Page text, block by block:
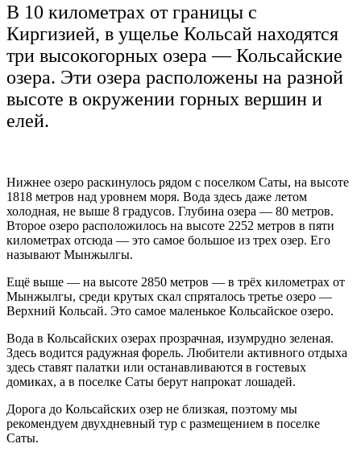
В 10 километрах от границы с
Киргизией, в ущелье Кольсай находятся
три высокогорных озера — Кольсайские
озера. Эти озера расположены на разной
высоте в окружении горных вершин и
елей.
Нижнее озеро раскинулось рядом с поселком Саты, на высоте
1818 метров над уровнем моря. Вода здесь даже летом
холодная, не выше 8 градусов. Глубина озера — 80 метров.
Второе озеро расположилось на высоте 2252 метров в пяти
километрах отсюда — это самое большое из трех озер. Его
называют Мынжылгы.
Ещё выше — на высоте 2850 метров — в трёх километрах от
Мынжылгы, среди крутых скал спряталось третье озеро —
Верхний Кольсай. Это самое маленькое Кольсайское озеро.
Вода в Кольсайских озерах прозрачная, изумрудно зеленая.
Здесь водится радужная форель. Любители активного отдыха
здесь ставят палатки или останавливаются в гостевых
домиках, а в поселке Саты берут напрокат лошадей.
Дорога до Кольсайских озер не близкая, поэтому мы
рекомендуем двухдневный тур с размещением в поселке
Саты.